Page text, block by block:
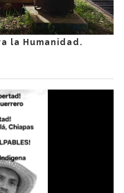
la Humanidad.